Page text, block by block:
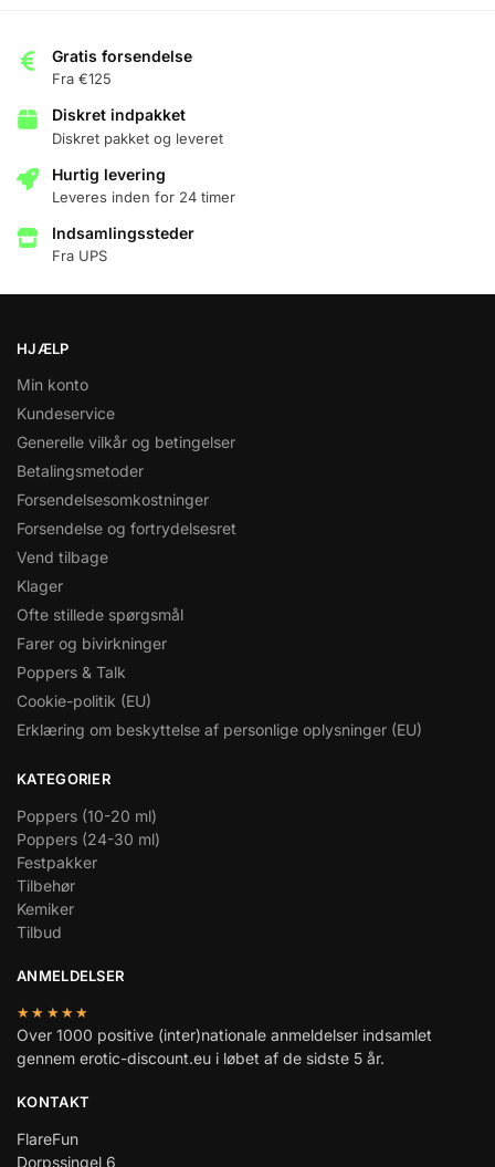
Gratis forsendelse
Fra €125
Diskret indpakket
Diskret pakket og leveret
Hurtig levering
Leveres inden for 24 timer
Indsamlingssteder
Fra UPS
HJÆLP
Min konto
Kundeservice
Generelle vilkår og betingelser
Betalingsmetoder
Forsendelsesomkostninger
Forsendelse og fortrydelsesret
Vend tilbage
Klager
Ofte stillede spørgsmål
Farer og bivirkninger
Poppers & Talk
Cookie-politik (EU)
Erklæring om beskyttelse af personlige oplysninger (EU)
KATEGORIER
Poppers (10-20 ml)
Poppers (24-30 ml)
Festpakker
Tilbehør
Kemiker
Tilbud
ANMELDELSER
★★★★★
Over 1000 positive (inter)nationale anmeldelser indsamlet
gennem erotic-discount.eu i løbet af de sidste 5 år.
KONTAKT
FlareFun
Dorpssingel 6